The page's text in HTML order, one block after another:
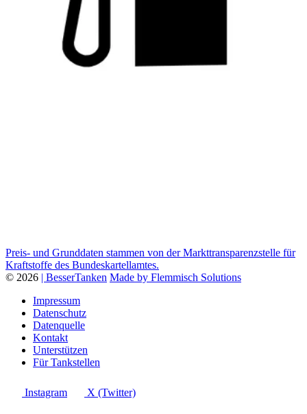
Preis- und Grunddaten stammen von der Markttransparenzstelle für
Kraftstoffe des Bundeskartellamtes.
© 2026 | BesserTanken Made by Flemmisch Solutions
Impressum
Datenschutz
Datenquelle
Kontakt
Unterstützen
Für Tankstellen
Instagram X (Twitter)